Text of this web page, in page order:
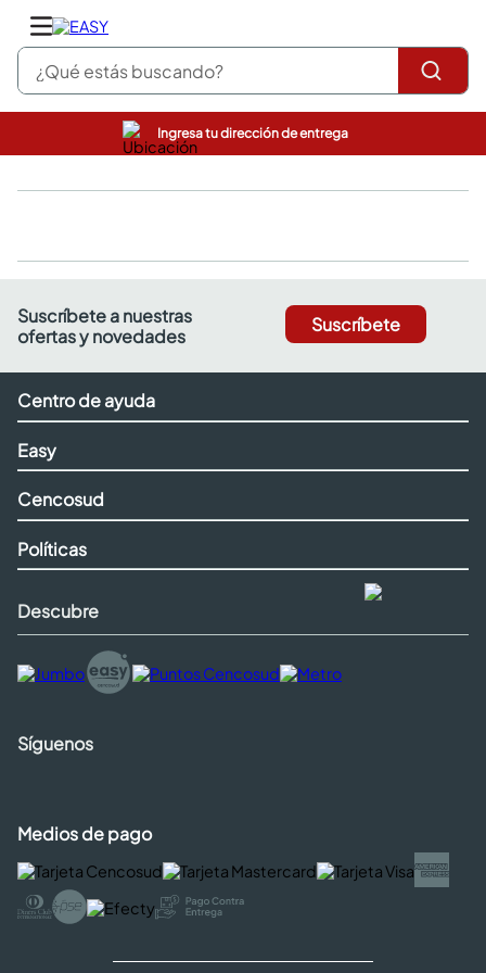
¿Qué estás buscando?
Ingresa tu dirección de entrega
Suscríbete a nuestras
ofertas y novedades
Suscríbete
Centro de ayuda
Easy
Cencosud
Políticas
Descubre
Síguenos
Medios de pago
pinturas
escritorio
armarios closet
comedores
neveras